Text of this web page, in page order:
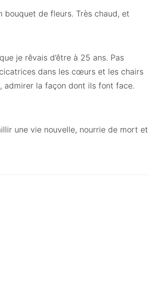
de fleurs. Très chaud, et
je rêvais d’être à 25 ans. Pas
dans les cœurs et les chairs
admirer la façon dont ils font face.
une vie nouvelle, nourrie de mort et